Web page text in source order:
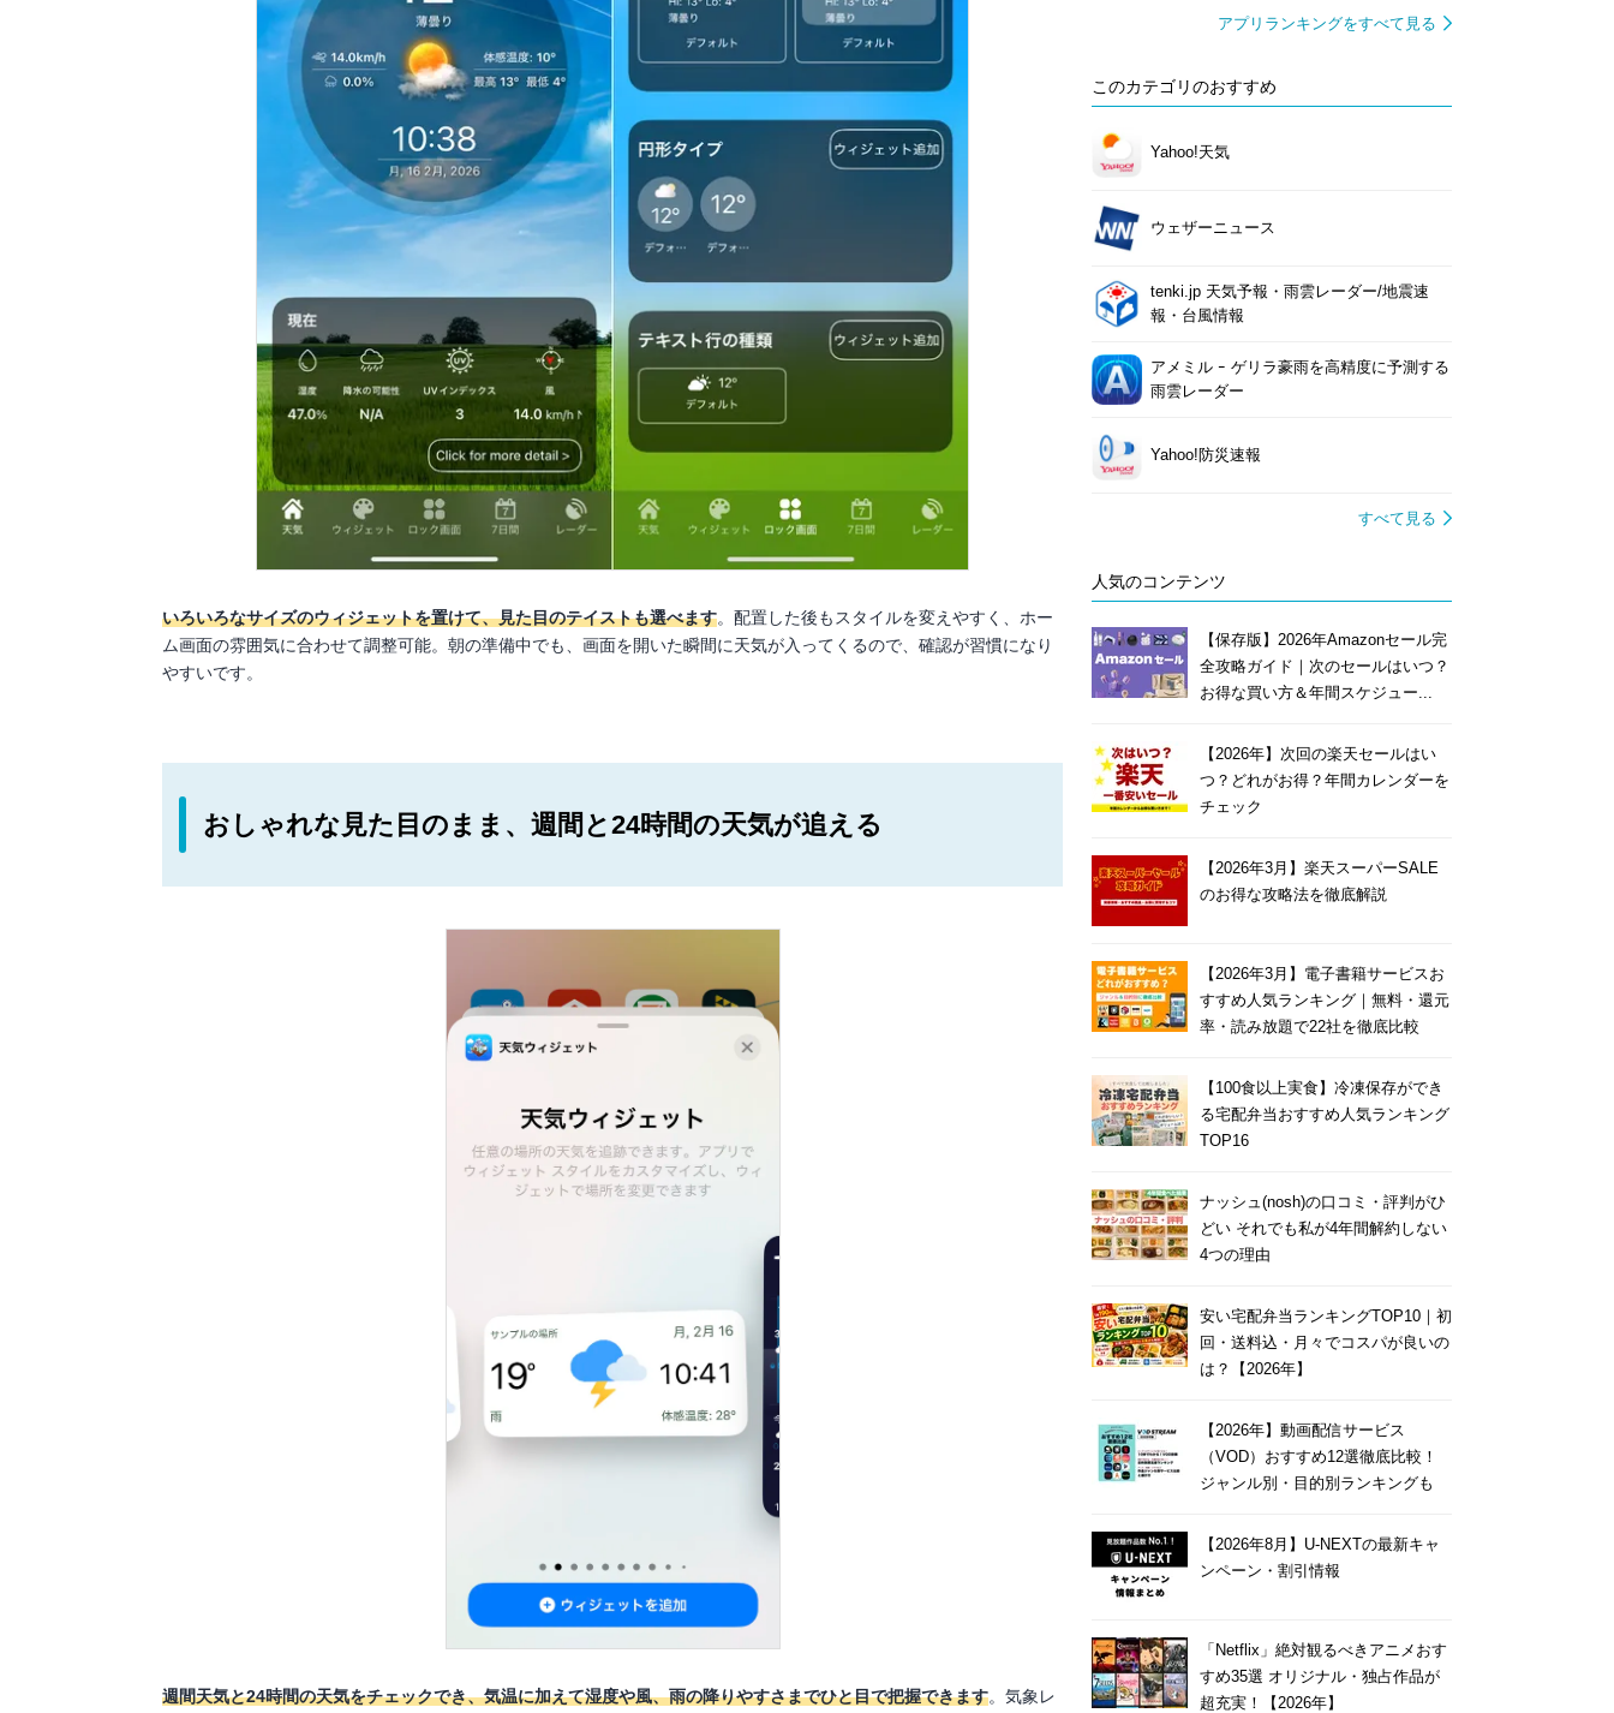
いろいろなサイズのウィジェットを置けて、見た目のテイストも選べます。配置した後もスタイルを変えやすく、ホー
ム画面の雰囲気に合わせて調整可能。朝の準備中でも、画面を開いた瞬間に天気が入ってくるので、確認が習慣になり
やすいです。
おしゃれな見た目のまま、週間と24時間の天気が追える
週間天気と24時間の天気をチェックでき、気温に加えて湿度や風、雨の降りやすさまでひと目で把握できます。気象レ
アプリランキングをすべて見る
このカテゴリのおすすめ
Yahoo!天気
ウェザーニュース
tenki.jp 天気予報・雨雲レーダー/地震速
報・台風情報
アメミル ｰ ゲリラ豪雨を高精度に予測する
雨雲レーダー
Yahoo!防災速報
すべて見る
人気のコンテンツ
【保存版】2026年Amazonセール完
全攻略ガイド｜次のセールはいつ？
お得な買い方＆年間スケジュー...
【2026年】次回の楽天セールはい
つ？どれがお得？年間カレンダーを
チェック
【2026年3月】楽天スーパーSALE
のお得な攻略法を徹底解説
【2026年3月】電子書籍サービスお
すすめ人気ランキング｜無料・還元
率・読み放題で22社を徹底比較
【100食以上実食】冷凍保存ができ
る宅配弁当おすすめ人気ランキング
TOP16
ナッシュ(nosh)の口コミ・評判がひ
どい それでも私が4年間解約しない
4つの理由
安い宅配弁当ランキングTOP10｜初
回・送料込・月々でコスパが良いの
は？【2026年】
【2026年】動画配信サービス
（VOD）おすすめ12選徹底比較！
ジャンル別・目的別ランキングも
【2026年8月】U-NEXTの最新キャ
ンペーン・割引情報
「Netflix」絶対観るべきアニメおす
すめ35選 オリジナル・独占作品が
超充実！【2026年】